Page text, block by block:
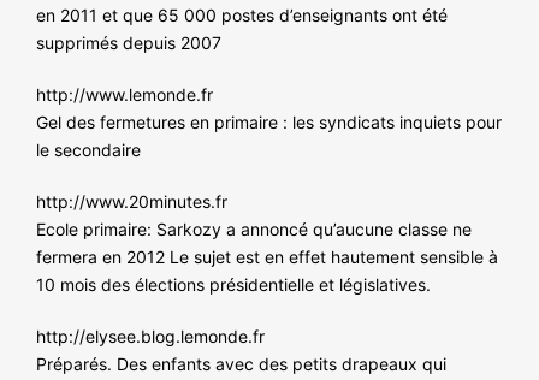
en 2011 et que 65 000 postes d’enseignants ont été
supprimés depuis 2007
http://www.lemonde.fr
Gel des fermetures en primaire : les syndicats inquiets pour
le secondaire
http://www.20minutes.fr
Ecole primaire: Sarkozy a annoncé qu’aucune classe ne
fermera en 2012 Le sujet est en effet hautement sensible à
10 mois des élections présidentielle et législatives.
http://elysee.blog.lemonde.fr
Préparés. Des enfants avec des petits drapeaux qui